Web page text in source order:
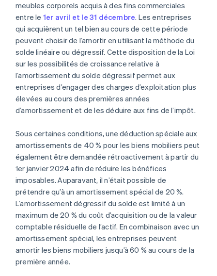
meubles corporels acquis à des fins commerciales
entre le 1er avril et le 31 décembre. Les entreprises
qui acquièrent un tel bien au cours de cette période
peuvent choisir de l’amortir en utilisant la méthode du
solde linéaire ou dégressif. Cette disposition de la Loi
sur les possibilités de croissance relative à
l’amortissement du solde dégressif permet aux
entreprises d’engager des charges d’exploitation plus
élevées au cours des premières années
d’amortissement et de les déduire aux fins de l’impôt.
Sous certaines conditions, une déduction spéciale aux
amortissements de 40 % pour les biens mobiliers peut
également être demandée rétroactivement à partir du
1er janvier 2024 afin de réduire les bénéfices
imposables. Auparavant, il n’était possible de
prétendre qu’à un amortissement spécial de 20 %.
L’amortissement dégressif du solde est limité à un
maximum de 20 % du coût d’acquisition ou de la valeur
comptable résiduelle de l’actif. En combinaison avec un
amortissement spécial, les entreprises peuvent
amortir les biens mobiliers jusqu’à 60 % au cours de la
première année.